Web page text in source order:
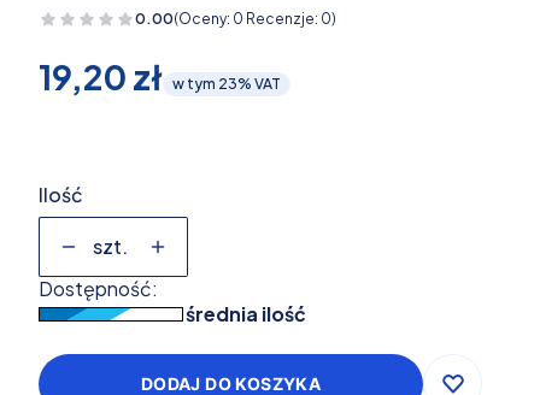
0.00(Oceny: 0 Recenzje: 0)
Cena
19,20 zł w tym 23% VAT
w tym 23% VAT
Ilość
szt.
Dostępność:
średnia ilość
DODAJ DO KOSZYKA